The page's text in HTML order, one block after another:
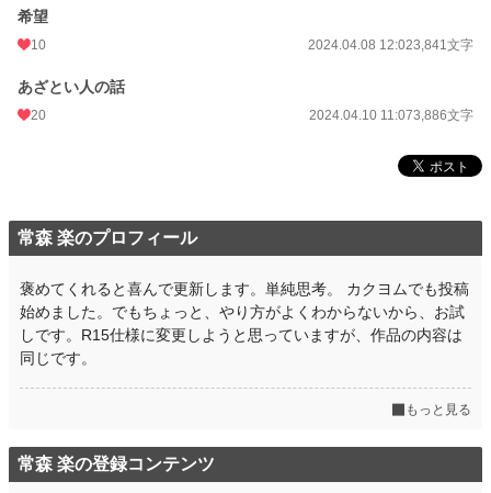
希望
10 2024.04.08 12:023,841文字
あざとい人の話
20 2024.04.10 11:073,886文字
常森 楽のプロフィール
褒めてくれると喜んで更新します。単純思考。 カクヨムでも投稿
始めました。でもちょっと、やり方がよくわからないから、お試
しです。R15仕様に変更しようと思っていますが、作品の内容は
同じです。
もっと見る
常森 楽の登録コンテンツ